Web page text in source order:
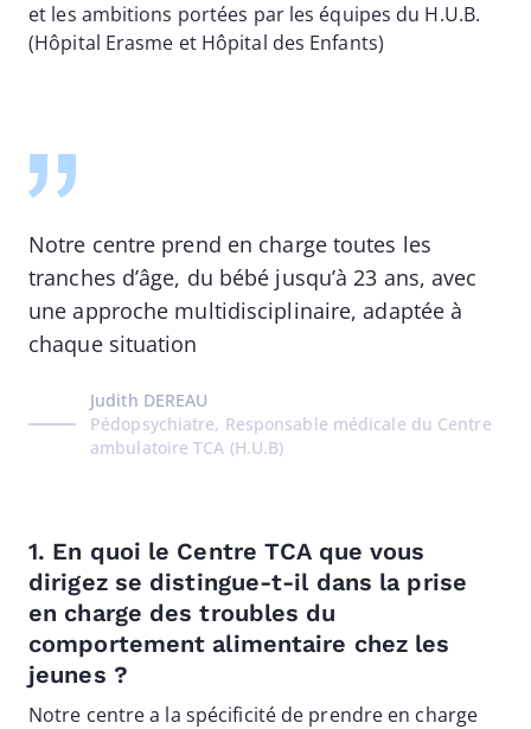
et les ambitions portées par les équipes du H.U.B.
(Hôpital Erasme et Hôpital des Enfants)
Notre centre prend en charge toutes les
tranches d’âge, du bébé jusqu’à 23 ans, avec
une approche multidisciplinaire, adaptée à
chaque situation
Judith DEREAU
Pédopsychiatre, Responsable médicale du Centre
ambulatoire TCA (H.U.B)
1. En quoi le Centre TCA que vous
dirigez se distingue-t-il dans la prise
en charge des troubles du
comportement alimentaire chez les
jeunes ?
Notre centre a la spécificité de prendre en charge